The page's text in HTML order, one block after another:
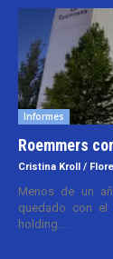
Informes
Roemmers
Cristina Kroll /
Menos de un
quedado con el
holding....